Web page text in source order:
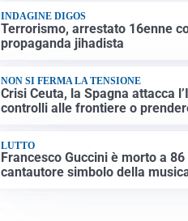
INDAGINE DIGOS
Terrorismo, arrestato 16enne
propaganda jihadista
NON SI FERMA LA TENSIONE
Crisi Ceuta, la Spagna attacca
controlli alle frontiere o
LUTTO
Francesco Guccini è morto a
cantautore simbolo della